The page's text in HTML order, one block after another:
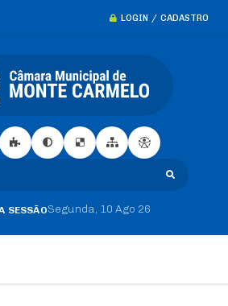
LOGIN / CADASTRO
SESSÃOSegunda 10 Ago 26